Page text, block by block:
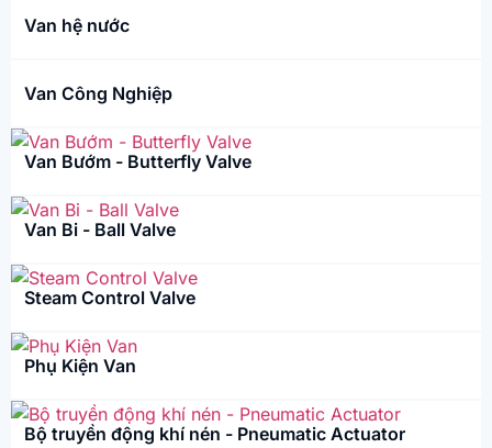
Van hệ nước
Van Công Nghiệp
Van Bướm - Butterfly Valve
Van Bi - Ball Valve
Steam Control Valve
Phụ Kiện Van
Bộ truyền động khí nén - Pneumatic Actuator